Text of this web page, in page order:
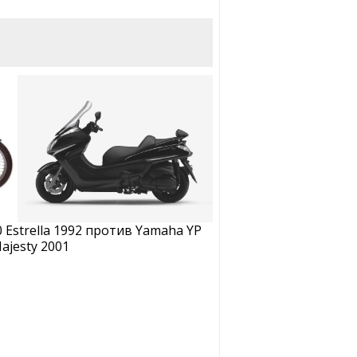
1992 против Yamaha YP
2001